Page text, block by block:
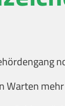
Warten mehr